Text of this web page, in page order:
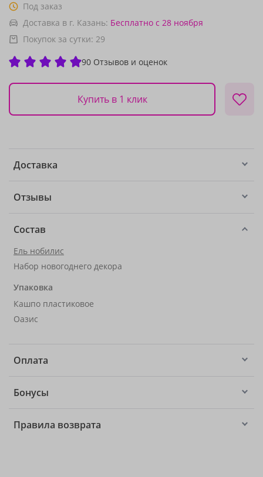
Под заказ
Доставка в г. Казань: Бесплатно с 28 ноября
Покупок за сутки: 29
90 Отзывов и оценок
Купить в 1 клик
Доставка
Отзывы
Состав
Ель нобилис
Набор новогоднего декора
Упаковка
Кашпо пластиковое
Оазис
Оплата
Бонусы
Правила возврата